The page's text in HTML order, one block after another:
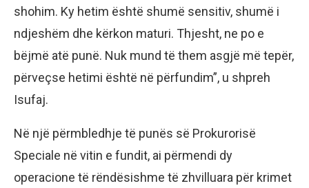
shohim. Ky hetim është shumë sensitiv, shumë i
ndjeshëm dhe kërkon maturi. Thjesht, ne po e
bëjmë atë punë. Nuk mund të them asgjë më tepër,
përveçse hetimi është në përfundim”, u shpreh
Isufaj.
Në një përmbledhje të punës së Prokurorisë
Speciale në vitin e fundit, ai përmendi dy
operacione të rëndësishme të zhvilluara për krimet